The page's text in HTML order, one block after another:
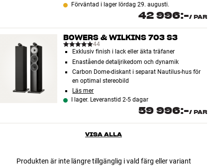
Förväntad i lager lördag 29. augusti.
42 996:-/ PAR
BOWERS & WILKINS 703 S3
44
Exklusiv finish i lack eller äkta träfaner
Enastående detaljrikedom och dynamik
Carbon Dome-diskant i separat Nautilus-hus för
en optimal stereobild
Läs mer
I lager. Leveranstid 2-5 dagar
59 996:-/ PAR
VISA ALLA
Produkten är inte längre tillgänglig i vald färg eller variant